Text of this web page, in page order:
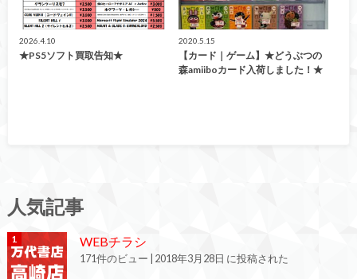
2026.4.10
★PS5ソフト買取告知★
2020.5.15
【カード｜ゲーム】★どうぶつの
森amiiboカード入荷しました！★
人気記事
WEBチラシ
171件のビュー 2018年3月28日 に投稿された